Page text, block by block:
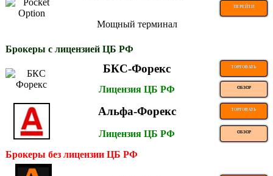
ПЕРЕЙТИ
Мощный терминал
Брокеры с лицензией ЦБ РФ
БКС-Форекс ТОРГОВАТЬ
Лицензия ЦБ РФ ОБЗОР
Альфа-Форекс ТОРГОВАТЬ
Лицензия ЦБ РФ ОБЗОР
Брокеры без лицензии ЦБ РФ